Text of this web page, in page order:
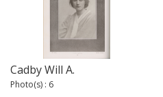
Cadby Will A.
Photo(s) : 6